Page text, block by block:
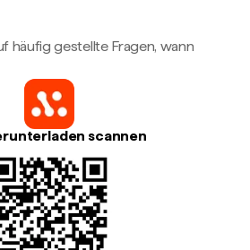
häufig gestellte Fragen, wann
scannen